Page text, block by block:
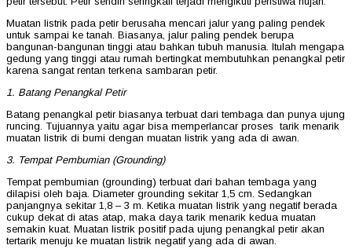
Muatan listrik pada petir berusaha mencari jalur yang paling pendek
untuk sampai ke tanah. Biasanya, jalur paling pendek berupa
bangunan-bangunan tinggi atau bahkan tubuh manusia. Itulah mengapa
gedung yang tinggi atau rumah bertingkat membutuhkan penangkal petir
karena sangat rentan terkena sambaran petir.
1. Batang Penangkal Petir
Batang penangkal petir biasanya terbuat dari tembaga dan punya ujung
runcing. Tujuannya yaitu agar bisa memperlancar proses tarik menarik
muatan listrik di bumi dengan muatan listrik yang ada di awan.
3. Tempat Pembumian (Grounding)
Tempat pembumian (grounding) terbuat dari bahan tembaga yang
dilapisi oleh baja. Diameter grounding sekitar 1,5 cm. Sedangkan
panjangnya sekitar 1,8 – 3 m. Ketika muatan listrik yang negatif berada
cukup dekat di atas atap, maka daya tarik menarik kedua muatan
semakin kuat. Muatan listrik positif pada ujung penangkal petir akan
tertarik menuju ke muatan listrik negatif yang ada di awan.